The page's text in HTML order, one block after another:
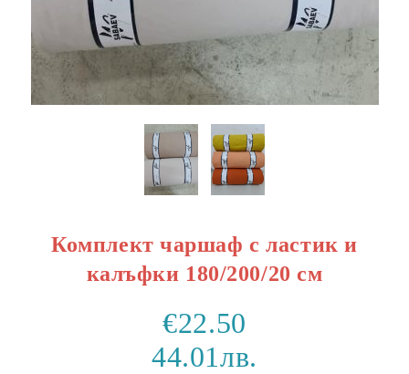
Комплект чаршаф с ластик и
калъфки 180/200/20 см
€22.50
44.01лв.